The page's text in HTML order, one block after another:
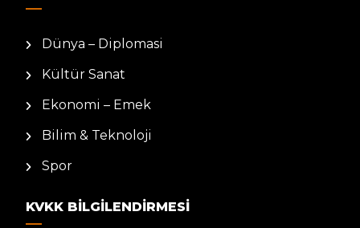
Dünya – Diplomasi
Kültür Sanat
Ekonomi – Emek
Bilim & Teknoloji
Spor
KVKK BILGILENDIRMESI